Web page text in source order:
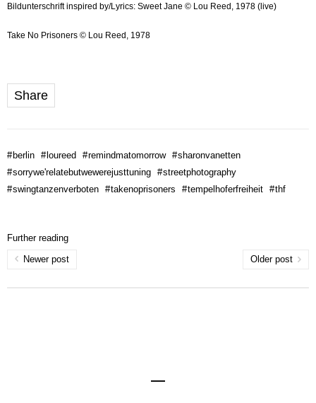
Bildunterschrift inspired by/Lyrics: Sweet Jane © Lou Reed, 1978 (live)
Take No Prisoners © Lou Reed, 1978
Share
#berlin #loureed #remindmatomorrow #sharonvanetten
#sorrywe'relatebutwewerejusttuning #streetphotography
#swingtanzenverboten #takenoprisoners #tempelhoferfreiheit #thf
Further reading
Older post
Newer post